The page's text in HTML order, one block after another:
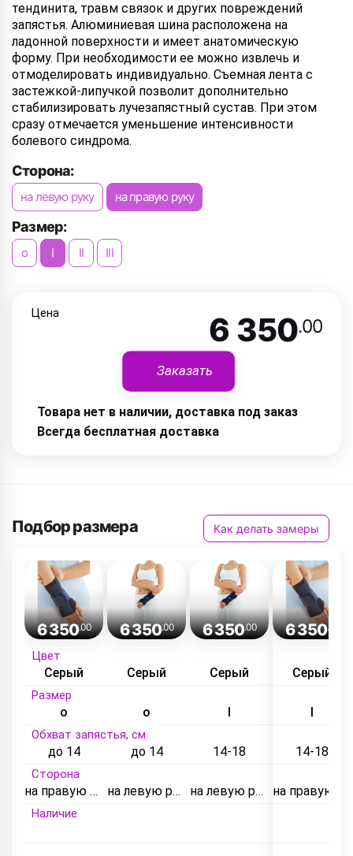
тендинита, травм связок и других повреждений
запястья. Алюминиевая шина расположена на
ладонной поверхности и имеет анатомическую
форму. При необходимости ее можно извлечь и
отмоделировать индивидуально. Съемная лента с
застежкой-липучкой позволит дополнительно
стабилизировать лучезапястный сустав. При этом
сразу отмечается уменьшение интенсивности
болевого синдрома.
Сторона:
на левую руку на правую руку
Размер:
o I II III
Цена 6 350.00
Заказать
Товара нет в наличии, доставка под заказ
Всегда бесплатная доставка
Подбор размера Как делать замеры
Цвет
Размер
Обхват запястья, см
Сторона
Наличие
6 350.00
Серый
o
до 14
на правую руку
6 350.00
Серый
o
до 14
на левую руку
6 350.00
Серый
I
14-18
на левую руку
6 350.00
Серый
I
14-18